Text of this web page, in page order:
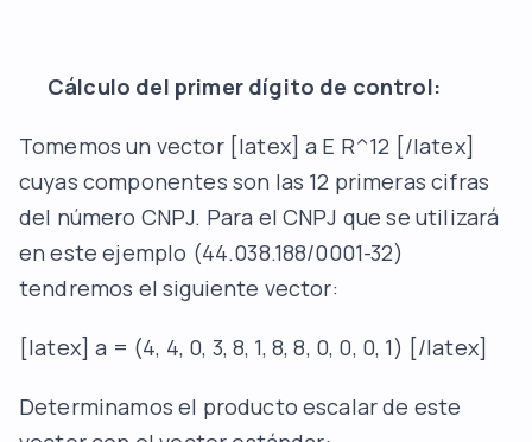
Cálculo del primer dígito de control:
Tomemos un vector [latex] a E R^12 [/latex]
cuyas componentes son las 12 primeras cifras
del número CNPJ. Para el CNPJ que se utilizará
en este ejemplo (44.038.188/0001-32)
tendremos el siguiente vector:
[latex] a = (4, 4, 0, 3, 8, 1, 8, 8, 0, 0, 0, 1) [/latex]
Determinamos el producto escalar de este